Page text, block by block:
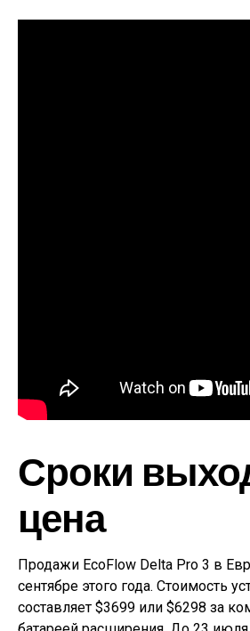
Сроки
цена
Продажи EcoFlow Delta Pro 3 в
сентябре этого года. Стоимость
составляет $3699 или $6298 за